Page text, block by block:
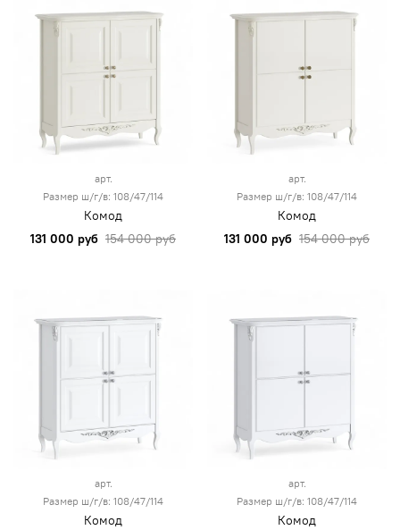
арт.
Размер ш/г/в: 108/47/114
Комод
131 000 руб 154 000 руб
арт.
Размер ш/г/в: 108/47/114
Комод
131 000 руб 154 000 руб
арт.
Размер ш/г/в: 108/47/114
Комод
арт.
Размер ш/г/в: 108/47/114
Комод